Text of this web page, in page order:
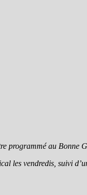
programmé au Bonne
les vendredis, suivi